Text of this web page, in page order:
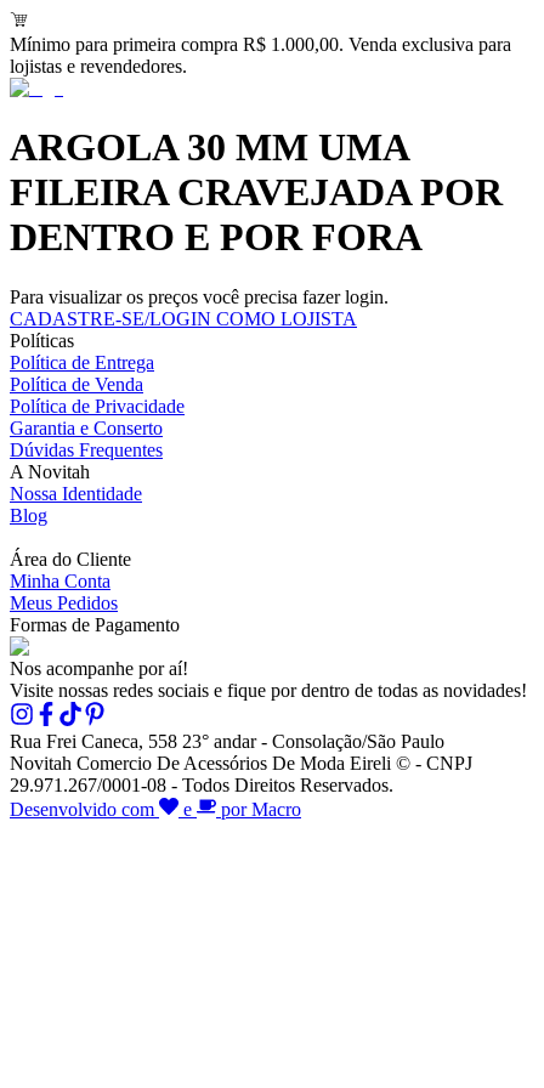
Mínimo para primeira compra R$ 1.000,00. Venda exclusiva para
lojistas e revendedores.
ARGOLA 30 MM UMA
FILEIRA CRAVEJADA POR
DENTRO E POR FORA
Para visualizar os preços você precisa fazer login.
CADASTRE-SE/LOGIN COMO LOJISTA
Políticas
Política de Entrega
Política de Venda
Política de Privacidade
Garantia e Conserto
Dúvidas Frequentes
A Novitah
Nossa Identidade
Blog
Área do Cliente
Minha Conta
Meus Pedidos
Formas de Pagamento
Nos acompanhe por aí!
Visite nossas redes sociais e fique por dentro de todas as novidades!
Rua Frei Caneca, 558 23° andar - Consolação/São Paulo
Novitah Comercio De Acessórios De Moda Eireli © - CNPJ
29.971.267/0001-08 - Todos Direitos Reservados.
Desenvolvido com
e por Macro